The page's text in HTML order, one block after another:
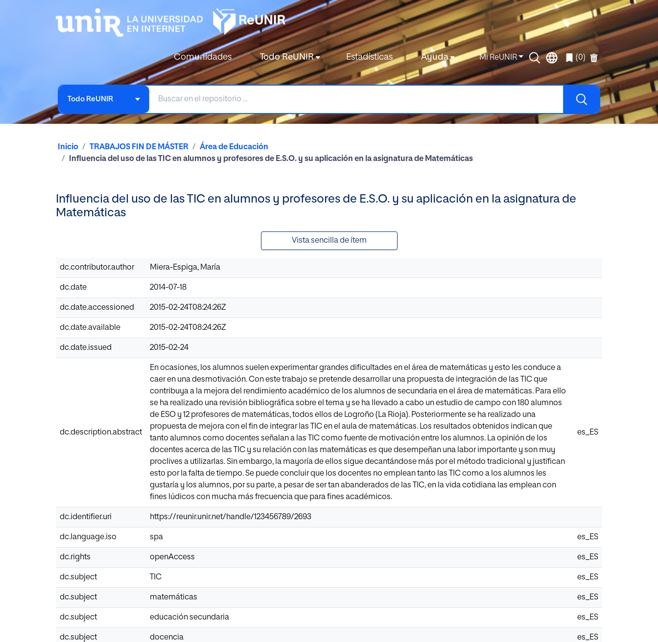
Comunidades Todo ReUNIR Estadísticas Ayuda Mi ReUNIR (0)
Todo ReUNIR
Inicio TRABAJOS FIN DE MÁSTER
Área de Educación
Influencia del uso de las TIC en alumnos y profesores de E.S.O. y su aplicación en la asignatura de Matemáticas
Influencia del uso de las TIC en alumnos y profesores de E.S.O. y su aplicación en la asignatura de
Matemáticas
Vista sencilla de ítem
dc.contributor.author Miera-Espiga, María
dc.date 2014-07-18
dc.date.accessioned 2015-02-24T08:24:26Z
dc.date.available 2015-02-24T08:24:26Z
dc.date.issued 2015-02-24
dc.description.abstract
En ocasiones, los alumnos suelen experimentar grandes dificultades en el área de matemáticas y esto les conduce a
caer en una desmotivación. Con este trabajo se pretende desarrollar una propuesta de integración de las TIC que
contribuya a la mejora del rendimiento académico de los alumnos de secundaria en el área de matemáticas. Para ello
se ha realizado una revisión bibliográfica sobre el tema y se ha llevado a cabo un estudio de campo con 180 alumnos
de ESO y 12 profesores de matemáticas, todos ellos de Logroño (La Rioja). Posteriormente se ha realizado una
propuesta de mejora con el fin de integrar las TIC en el aula de matemáticas. Los resultados obtenidos indican que
tanto alumnos como docentes señalan a las TIC como fuente de motivación entre los alumnos. La opinión de los
docentes acerca de las TIC y su relación con las matemáticas es que desempeñan una labor importante y son muy
proclives a utilizarlas. Sin embargo, la mayoría de ellos sigue decantándose más por el método tradicional y justifican
esto por la falta de tiempo. Se puede concluir que los docentes no emplean tanto las TIC como a los alumnos les
gustaría y los alumnos, por su parte, a pesar de ser tan abanderados de las TIC, en la vida cotidiana las emplean con
fines lúdicos con mucha más frecuencia que para fines académicos.
es_ES
dc.identifier.uri https://reunir.unir.net/handle/123456789/2693
dc.language.iso spa es_ES
dc.rights openAccess es_ES
dc.subject TIC es_ES
dc.subject matemáticas es_ES
dc.subject educación secundaria es_ES
dc.subject docencia es_ES